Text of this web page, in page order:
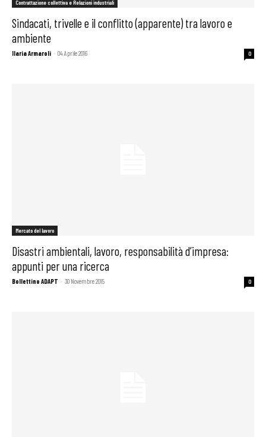
Contrattazione collettiva e Relazioni industriali
Sindacati, trivelle e il conflitto (apparente) tra lavoro e
ambiente
Ilaria Armaroli - 04 Aprile 2016 0
Mercato del lavoro
Disastri ambientali, lavoro, responsabilità d’impresa:
appunti per una ricerca
Bollettino ADAPT - 30 Novembre 2015 0